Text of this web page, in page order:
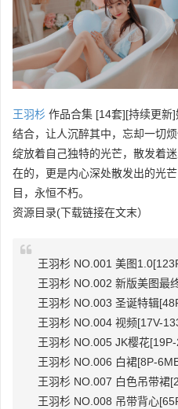
王羽杉 作品合集 [14套][持续更新
结合，让人沉醉其中，忘却一切
绽放着自己独特的光芒，散发着
在的，更是内心深处散发出的光
目，永恒不朽。
资源目录(下载链接在文末）
王羽杉 NO.001 美图
王羽杉 NO.002 新版美图最
王羽杉 NO.003 圣诞特辑
王羽杉 NO.004 视频[17V-
王羽杉 NO.005 JK樱花
王羽杉 NO.006 白裙[8P-
王羽杉 NO.007 白色吊带裙
王羽杉 NO.008 吊带背心